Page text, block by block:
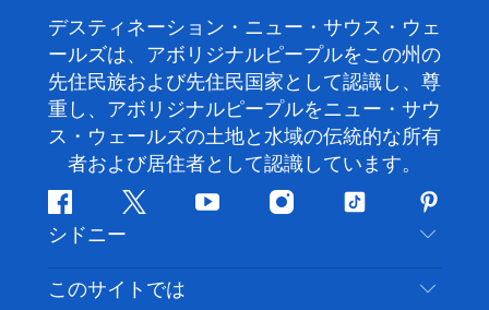
デスティネーション・ニュー・サウス・ウェ
ールズは、アボリジナルピープルをこの州の
先住民族および先住民国家として認識し、尊
重し、アボリジナルピープルをニュー・サウ
ス・ウェールズの土地と水域の伝統的な所有
者および居住者として認識しています。
フ
ェ
イ
ス
ツ
ッ
タ
ユ
チ
イ
ス
テ
ッ
ピ
ン
タ
レ
シドニー
お問い合わせ
このサイトでは